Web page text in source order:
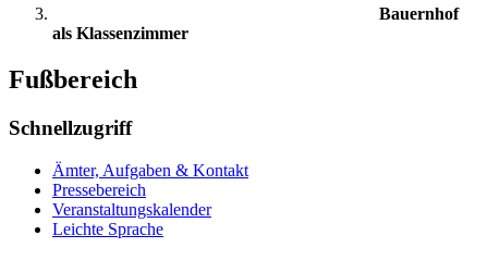
Bauernhof
als Klassenzimmer
Fußbereich
Schnellzugriff
Ämter, Aufgaben & Kontakt
Pressebereich
Veranstaltungskalender
Leichte Sprache